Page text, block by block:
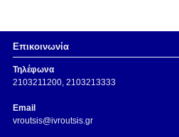
Επικοινωνία
Τηλέφωνα
2103211200, 2103213333
Email
vroutsis@ivroutsis.gr